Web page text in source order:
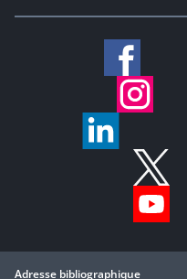
Adresse bibliographique